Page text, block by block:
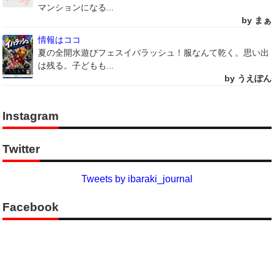
マンションになる...
by まぁ
情報はココ
夏の全開水遊びフェスイバラッシュ！服なんて乾く。思い出
は残る。子どもも...
by うえぽん
Instagram
Twitter
Tweets by ibaraki_journal
Facebook